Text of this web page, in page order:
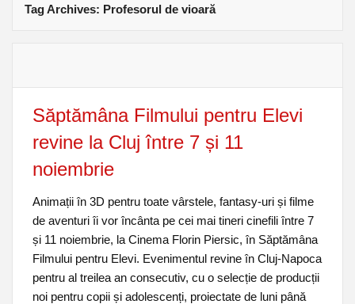
Tag Archives: Profesorul de vioară
Săptămâna Filmului pentru Elevi
revine la Cluj între 7 și 11
noiembrie
Animații în 3D pentru toate vârstele, fantasy-uri și filme
de aventuri îi vor încânta pe cei mai tineri cinefili între 7
și 11 noiembrie, la Cinema Florin Piersic, în Săptămâna
Filmului pentru Elevi. Evenimentul revine în Cluj-Napoca
pentru al treilea an consecutiv, cu o selecție de producții
noi pentru copii și adolescenți, proiectate de luni până